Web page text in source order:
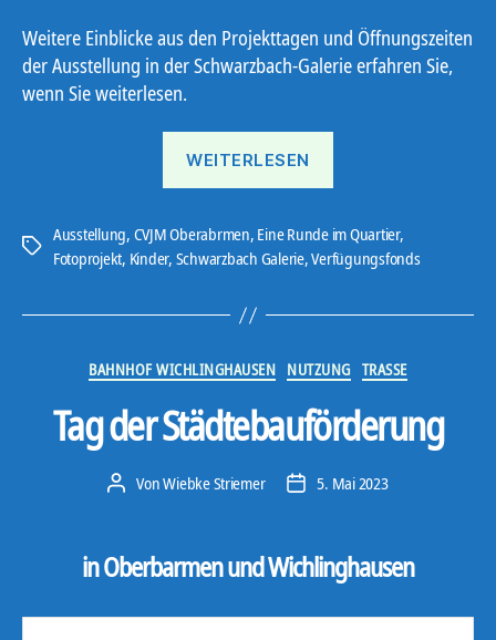
Weitere Einblicke aus den Projekttagen und Öffnungszeiten
der Ausstellung in der Schwarzbach-Galerie erfahren Sie,
wenn Sie weiterlesen.
WEITERLESEN
Schlagwörter
Ausstellung, CVJM Oberabrmen, Eine Runde im Quartier,
Fotoprojekt, Kinder, Schwarzbach Galerie,Verfügungsfonds
Kategorien
BAHNHOF WICHLINGHAUSEN NUTZUNG TRASSE
Tag der Städtebauförderung
Beitragsautor
VonWiebke Striemer Veröffentlichungsdatum
5. Mai 2023
in Oberbarmen und Wichlinghausen